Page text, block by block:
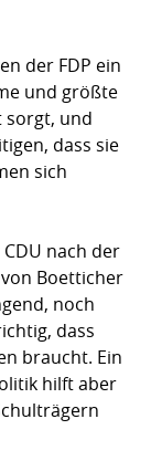
der FDP ein
und größte
sorgt, und
dass sie
sich
nach der
Boetticher
noch
dass
braucht. Ein
hilft aber